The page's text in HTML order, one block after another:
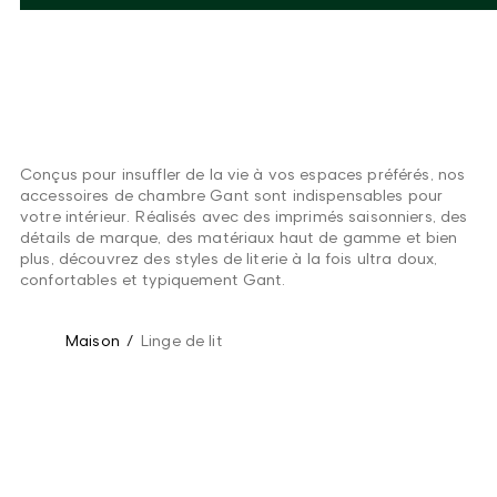
Conçus pour insuffler de la vie à vos espaces préférés, nos
accessoires de chambre Gant sont indispensables pour
votre intérieur. Réalisés avec des imprimés saisonniers, des
détails de marque, des matériaux haut de gamme et bien
plus, découvrez des styles de literie à la fois ultra doux,
confortables et typiquement Gant.
Maison / Linge de lit